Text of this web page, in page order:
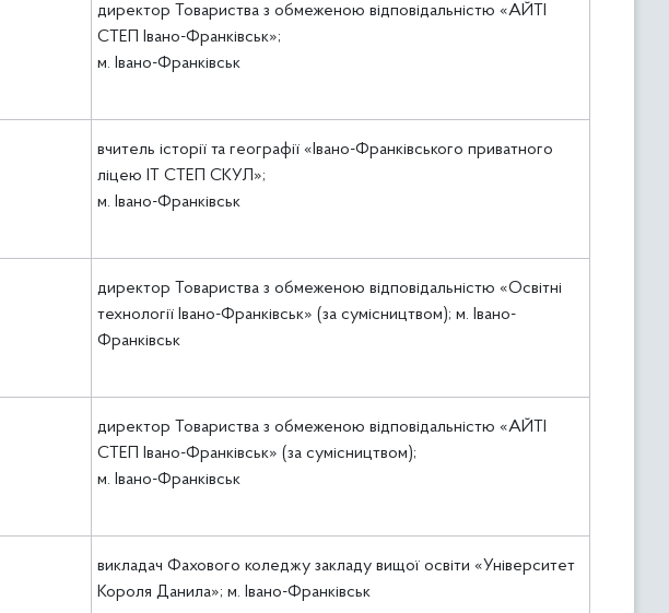
директор Товариства з обмеженою відповідальністю «АЙТІ
СТЕП Івано-Франківськ»;
м. Івано-Франківськ
вчитель історії та географії «Івано-Франківського приватного
ліцею ІТ СТЕП СКУЛ»;
м. Івано-Франківськ
директор Товариства з обмеженою відповідальністю «Освітні
технології Івано-Франківськ» (за сумісництвом); м. Івано-
Франківськ
директор Товариства з обмеженою відповідальністю «АЙТІ
СТЕП Івано-Франківськ» (за сумісництвом);
м. Івано-Франківськ
викладач Фахового коледжу закладу вищої освіти «Університет
Короля Данила»; м. Івано-Франківськ